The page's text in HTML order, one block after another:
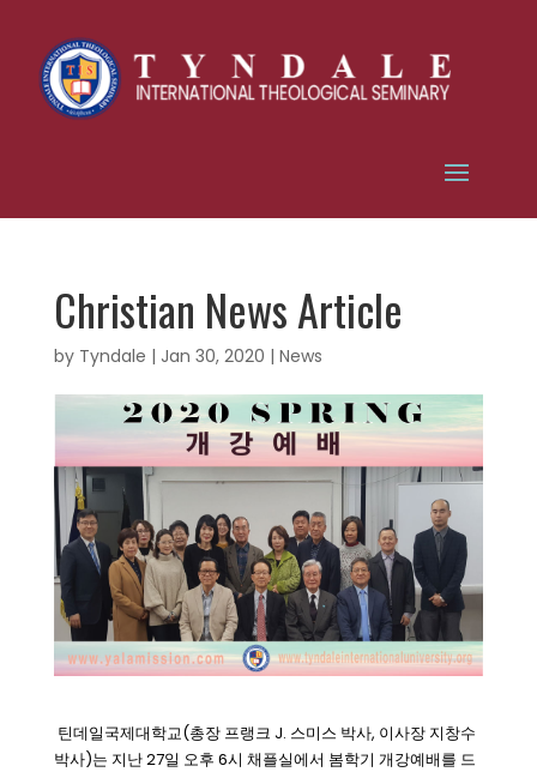
Christian News Article
by Tyndale | Jan 30, 2020 | News
틴데일국제대학교(총장 프랭크 J. 스미스 박사, 이사장 지창수
박사)는 지난 27일 오후 6시 채플실에서 봄학기 개강예배를 드